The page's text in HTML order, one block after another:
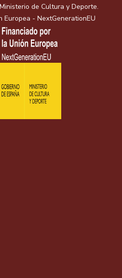
de Cultura y Deporte.
Europea - NextGenerationEU